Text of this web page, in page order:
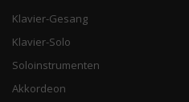
Klavier-Gesang
Klavier-Solo
Soloinstrumenten
Akkordeon